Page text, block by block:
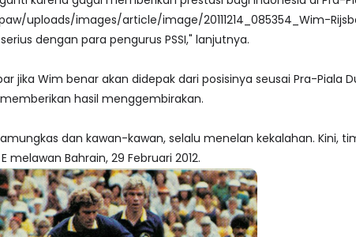
dengan para pengurus PSSI," lanjutnya.
jika Wim benar akan didepak dari posisinya seusai Pra-Piala
hasil menggembirakan.
dan kawan-kawan, selalu menelan kekalahan. Kini,
Bahrain, 29 Februari 2012.